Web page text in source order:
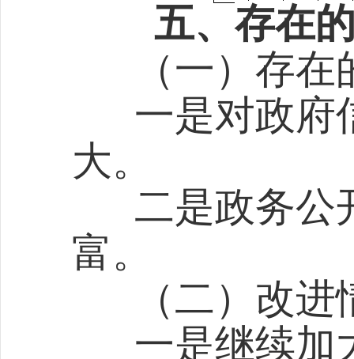
五、存在
（一） 存在
一是对政府
大。
二是政务公
富。
（二）改进
一是继续加